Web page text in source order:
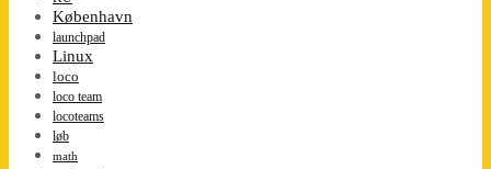
København
launchpad
Linux
loco
loco team
locoteams
løb
math